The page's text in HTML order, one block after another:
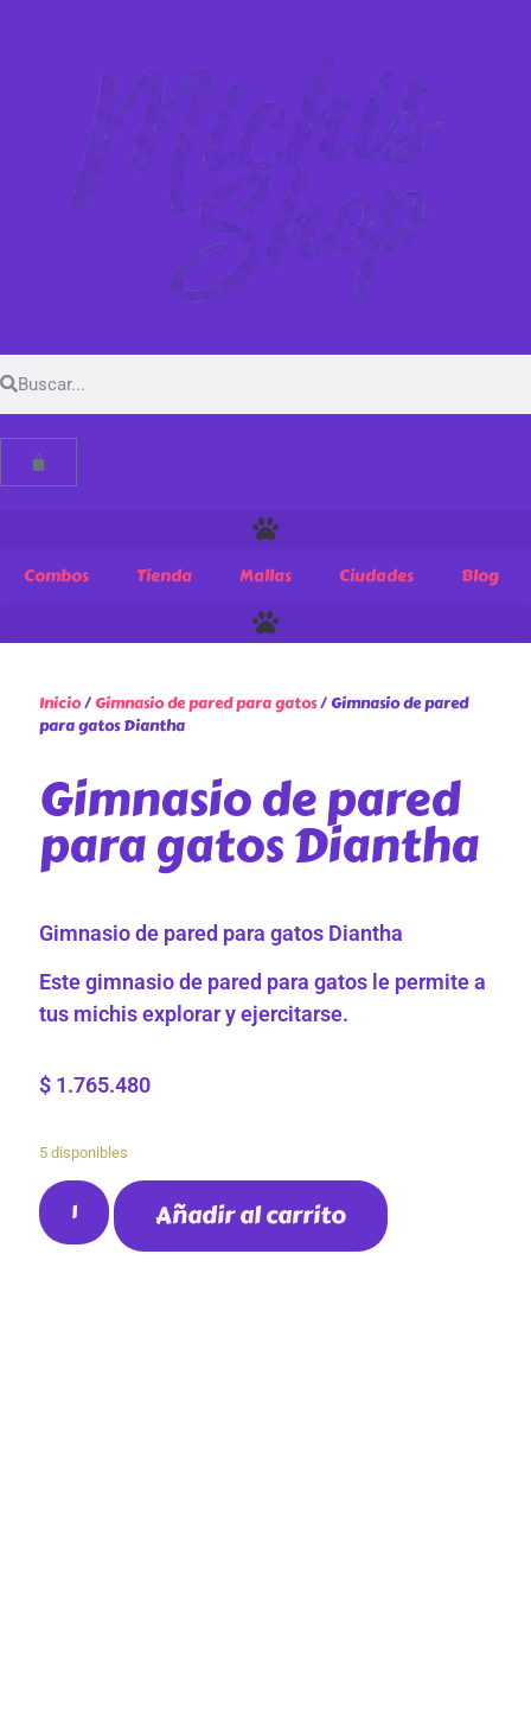
Combos Tienda Mallas Ciudades Blog
Inicio/Gimnasio de pared para gatos/ Gimnasio de pared
para gatos Diantha
Gimnasio de pared
para gatos Diantha
Gimnasio de pared para gatos Diantha
Este gimnasio de pared para gatos le permite a
tus michis explorar y ejercitarse.
$ 1.765.480
5 disponibles
Añadir al carrito